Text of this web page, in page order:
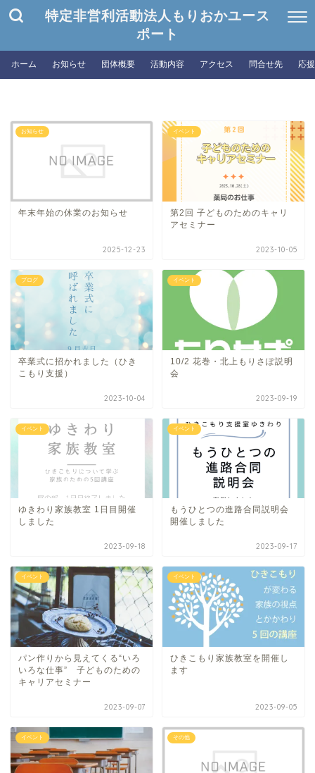
特定非営利活動法人もりおかユース
ポート
ホーム お知らせ 団体概要 活動内容 アクセス 問合せ先 応
お知らせ
年末年始の休業のお知らせ
2025-12-23
イベント
第2回 子どものためのキャリ
アセミナー
2023-10-05
ブログ
卒業式に招かれました（ひき
こもり支援）
2023-10-04
イベント
10/2 花巻・北上もりさぽ説明
会
2023-09-19
イベント
ゆきわり家族教室 1日目開催
しました
2023-09-18
イベント
もうひとつの進路合同説明会
開催しました
2023-09-17
イベント
パン作りから見えてくる“いろ
いろな仕事” 子どものための
キャリアセミナー
2023-09-07
イベント
ひきこもり家族教室を開催し
ます
2023-09-05
イベント その他